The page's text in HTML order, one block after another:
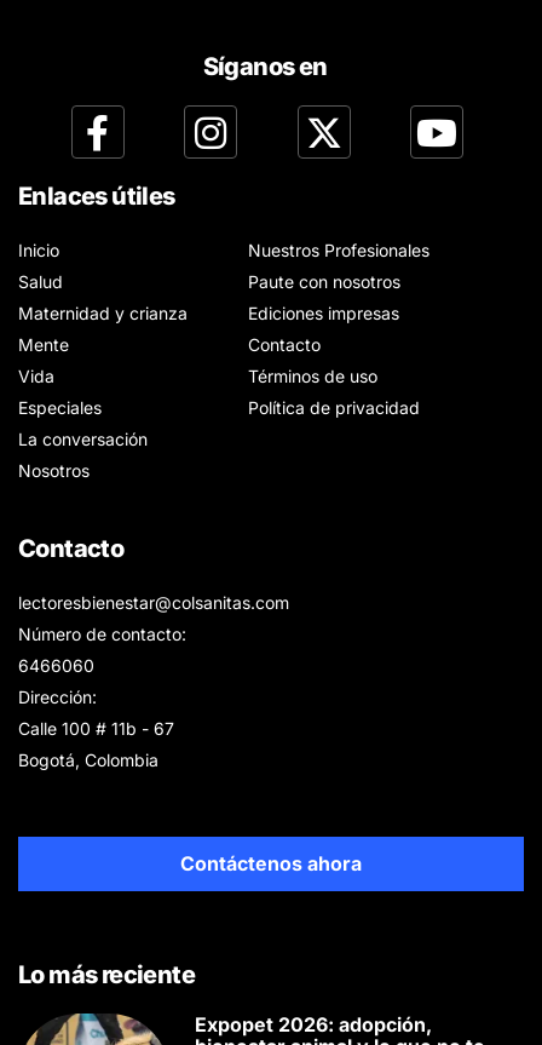
Síganos en
Enlaces útiles
Inicio
Salud
Maternidad y crianza
Mente
Vida
Especiales
La conversación
Nosotros
Nuestros Profesionales
Paute con nosotros
Ediciones impresas
Contacto
Términos de uso
Política de privacidad
Contacto
lectoresbienestar@colsanitas.com
Número de contacto:
6466060
Dirección:
Calle 100 # 11b - 67
Bogotá, Colombia
Contáctenos ahora
Lo más reciente
Expopet 2026: adopción,